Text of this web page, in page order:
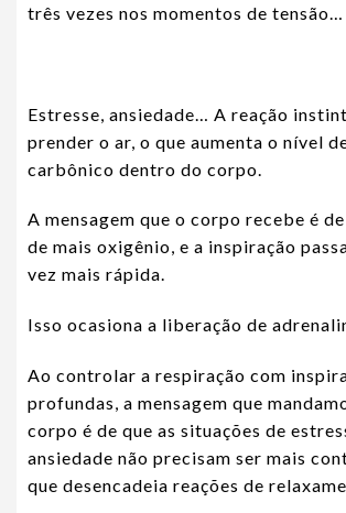
três vezes nos momentos de tensão…
Estresse, ansiedade… A reação
prender o ar, o que aumenta o nível
carbônico dentro do corpo.
A mensagem que o corpo recebe é
de mais oxigênio, e a inspiração
vez mais rápida.
Isso ocasiona a liberação de
Ao controlar a respiração com
profundas, a mensagem que
corpo é de que as situações de
ansiedade não precisam ser mais
que desencadeia reações de